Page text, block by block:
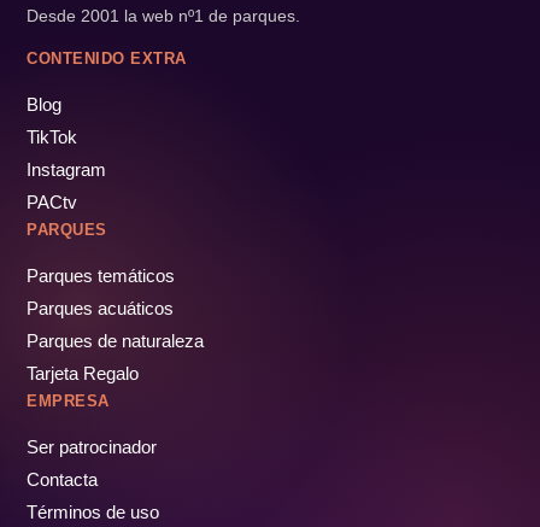
Desde 2001 la web nº1 de parques.
CONTENIDO EXTRA
Blog
TikTok
Instagram
PACtv
PARQUES
Parques temáticos
Parques acuáticos
Parques de naturaleza
Tarjeta Regalo
EMPRESA
Ser patrocinador
Contacta
Términos de uso